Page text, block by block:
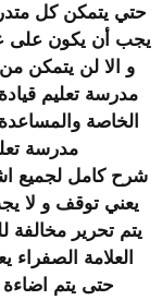
حتي يتمكن كل
يجب أن يكون على
و الا لن يتمكن
مدرسة تعليم
الخاصة
مدرسة
شرح كامل لجميع
يعني توقف و لا
يتم تحرير
العلامة
حتى يتم اضاءة